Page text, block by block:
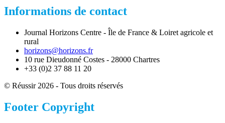
Informations de contact
Journal Horizons Centre - Île de France & Loiret agricole et
rural
horizons@horizons.fr
10 rue Dieudonné Costes - 28000 Chartres
+33 (0)2 37 88 11 20
© Réussir 2026 - Tous droits réservés
Footer Copyright